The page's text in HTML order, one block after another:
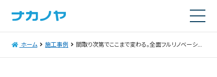
ホーム 施工事例 間取り次第でここまで変わる。全面フルリノベーション～LIXIL・タカラスタンダード～｜さいたま市